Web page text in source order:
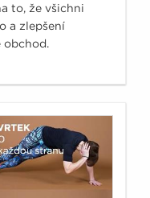
to, že všichni
a zlepšení
obchod.